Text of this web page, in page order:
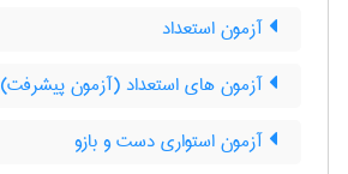
آزمون استعداد
آزمون های استعداد (آزمون پیشرفت)
آزمون استواری دست و بازو